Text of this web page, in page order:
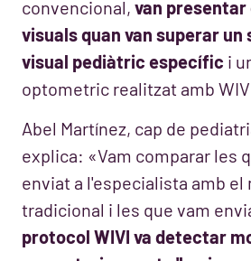
convencional, van
visuals quan van superar
visual pediàtric específic i
optometric realitzat amb
Abel Martínez, cap de
explica: «Vam comparar les
enviat a l'especialista amb el
tradicional i les que vam
protocol WIVI va detectar